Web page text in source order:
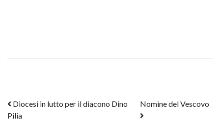
Post navigation
Diocesi in lutto per il diacono Dino
Pilia
Nomine del Vescovo